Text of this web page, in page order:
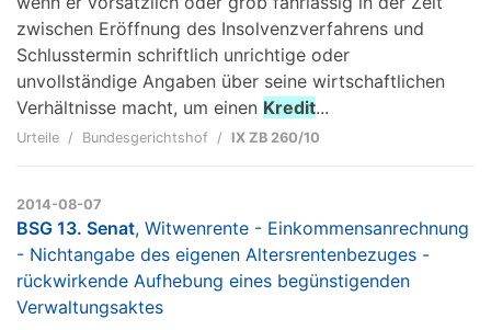
zwischen Eröffnung des Insolvenzverfahrens und
Schlusstermin schriftlich unrichtige oder
unvollständige Angaben über seine wirtschaftlichen
Verhältnisse macht, um einen Kredit...
Urteile Bundesgerichtshof IX ZB 260/10
2014-08-07
BSG 13. Senat, Witwenrente - Einkommensanrechnung
- Nichtangabe des eigenen Altersrentenbezuges -
rückwirkende Aufhebung eines begünstigenden
Verwaltungsaktes